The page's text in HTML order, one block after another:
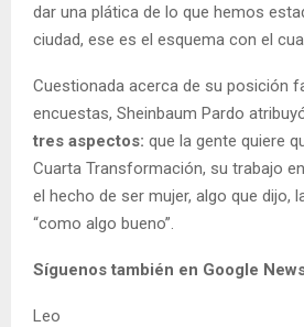
dar una plática de lo que hemos
ciudad, ese es el esquema con el
Cuestionada acerca de su posición
encuestas, Sheinbaum Pardo
tres aspectos: que la gente quiere
Cuarta Transformación, su trabajo
el hecho de ser mujer, algo que dijo,
“como algo bueno”.
Síguenos también en Google
Leo